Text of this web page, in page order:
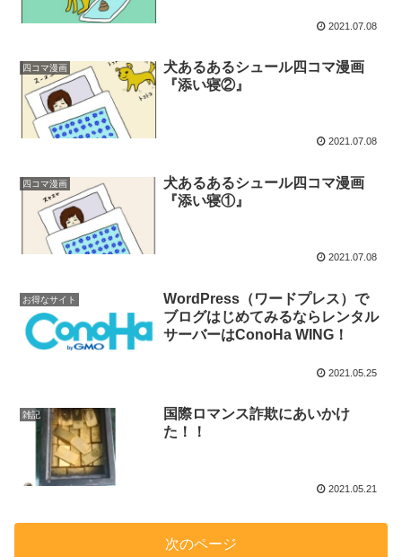
2021.07.08
四コマ漫画
犬あるあるシュール四コマ漫画
『添い寝②』
2021.07.08
四コマ漫画
犬あるあるシュール四コマ漫画
『添い寝①』
2021.07.08
お得なサイト
WordPress（ワードプレス）で
ブログはじめてみるならレンタル
サーバーはConoHa WING！
2021.05.25
雑記
国際ロマンス詐欺にあいかけ
た！！
2021.05.21
次のページ